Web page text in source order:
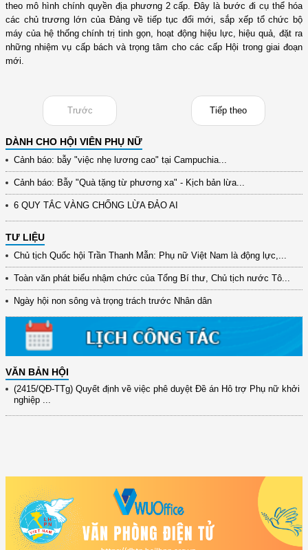
theo mô hình chính quyền địa phương 2 cấp. Đây là bước đi cụ thể hóa
các chủ trương lớn của Đảng về tiếp tục đổi mới, sắp xếp tổ chức bộ
máy của hệ thống chính trị tinh gọn, hoạt động hiệu lực, hiệu quả, đặt ra
những nhiệm vụ cấp bách và trọng tâm cho các cấp Hội trong giai đoạn
mới.
Trước Tiếp theo
DÀNH CHO HỘI VIÊN PHỤ NỮ
Cảnh báo: bẫy "việc nhẹ lương cao" tại Campuchia...
Cảnh báo: Bẫy "Quà tặng từ phương xa" - Kịch bản lừa...
6 QUY TẮC VÀNG CHỐNG LỪA ĐẢO AI
TƯ LIỆU
Chủ tịch Quốc hội Trần Thanh Mẫn: Phụ nữ Việt Nam là động lực,...
Toàn văn phát biểu nhậm chức của Tổng Bí thư, Chủ tịch nước Tô...
Ngày hội non sông và trọng trách trước Nhân dân
VĂN BẢN HỘI
(12/TB-HĐKH) V/v đăng ký, đề xuất nhiệm vụ Khoa học, công nghệ và
đổi mới ...
(898/KH/ĐCT) Kế hoạch thực hiện Quyết định số 2415/QĐ-TTg ngày
31/10/2025 ...
(417/QĐ-BNNMT) Quyết định phê duyệt Chương trình mục tiêu quốc gia
xây dựng ...
(891/KH-ĐCT) Kế hoạch thực hiện Nghị quyết số 72-NQ/TW ngày
9/9/2025 của Bộ ...
(2415/QĐ-TTg) Quyết định về việc phê duyệt Đề án Hỗ trợ Phụ nữ khởi
nghiệp ...